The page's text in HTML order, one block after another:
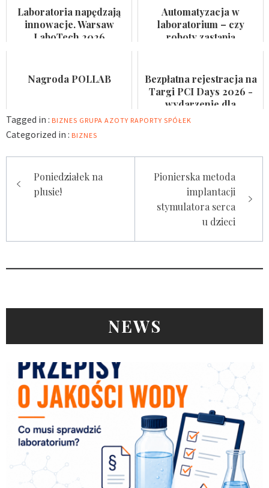
kosmetycznego i
suplemen...
pacjentów
Laboratoria napędzają
innowacje. Warsaw
LaboTech 2026
Automatyzacja w
laboratorium – czy
roboty zastąpią
Nagroda POLLAB
Bezpłatna rejestracja na
Targi PCI Days 2026 -
wydarzenie dla
laboratoriów
Tagged in : BIZNES GRUPA AZOTY RAPORTY SPÓŁEK
Categorized in : BIZNES
Nawigacja
wpisu
Poniedziałek na
plusie!
Pionierska metoda
implantacji
stymulatora serca
u dzieci
NEWS